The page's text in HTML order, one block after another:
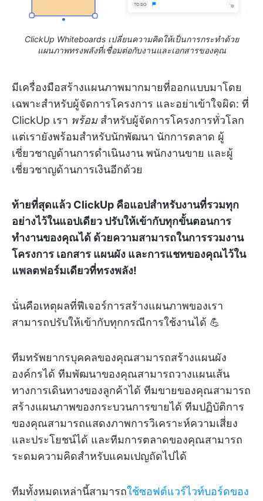
ClickUp Whiteboards เปลี่ยนความคิดให้เป็นการกระทำด้วย
แผนภาพทรงพลังที่เชื่อมต่อกับงานและเอกสารของคุณ
มีเครื่องมือสร้างแผนภาพมากมายที่ออกแบบมาโดย
เฉพาะสำหรับผู้จัดการโครงการ และอย่าเข้าใจผิด: ที่
ClickUp เรา พร้อมสำหรับผู้จัดการโครงการทั่วโลก
แต่เรายังพร้อมสำหรับนักพัฒนา นักการตลาด ผู้
เชี่ยวชาญด้านการดำเนินงาน พนักงานขาย และผู้
เชี่ยวชาญด้านการเงินอีกด้วย
ท้ายที่สุดแล้ว ClickUp คือแอปสำหรับงานที่รวมทุก
อย่างไว้ในแอปเดียว ปรับให้เข้ากับทุกขั้นตอนการ
ทำงานของคุณได้ ด้วยความสามารถในการรวมงาน
โครงการ เอกสาร แผนผัง และการแชทของคุณไว้ใน
แพลตฟอร์มเดียวที่ทรงพลัง!
นั่นคือเหตุผลที่ฟีเจอร์การสร้างแผนภาพของเรา
สามารถปรับให้เข้ากับทุกกรณีการใช้งานได้ 💪
ทีมทรัพยากรบุคคลของคุณสามารถสร้างแผนผัง
องค์กรได้ ทีมพัฒนาของคุณสามารถวางแผนเส้น
ทางการเดินทางของลูกค้าได้ ทีมขายของคุณสามารถ
สร้างแผนภาพของกระบวนการขายได้ ทีมปฏิบัติการ
ของคุณสามารถแสดงภาพการวิเคราะห์ความเสี่ยง
และประโยชน์ได้ และทีมการตลาดของคุณสามารถ
ระดมความคิดสำหรับแคมเปญถัดไปได้
ทีมทั้งหมดเหล่านี้สามารถใช้ซอฟต์แวร์ไวท์บอร์ดของ